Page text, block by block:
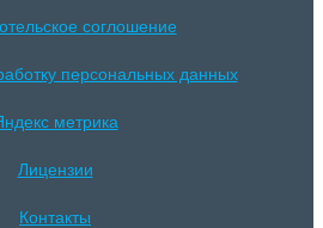
соглошение
персональных данных
метрика
Лицензии
Контакты